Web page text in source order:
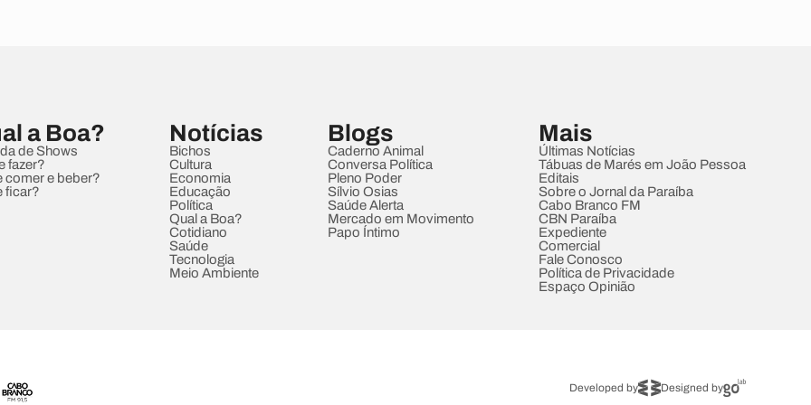
a Boa?
de Shows
fazer?
comer e beber?
ficar?
Notícias
Bichos
Cultura
Economia
Educação
Política
Qual a Boa?
Cotidiano
Saúde
Tecnologia
Meio Ambiente
Blogs
Caderno Animal
Conversa Política
Pleno Poder
Sílvio Osias
Saúde Alerta
Mercado em Movimento
Papo Íntimo
Mais
Últimas Notícias
Tábuas de Marés em João Pessoa
Editais
Sobre o Jornal da Paraíba
Cabo Branco FM
CBN Paraíba
Expediente
Comercial
Fale Conosco
Política de Privacidade
Espaço Opinião
Developed by Designed by